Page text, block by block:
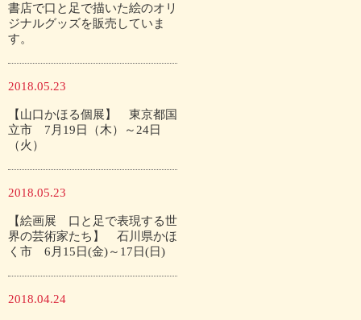
書店で口と足で描いた絵のオリ
ジナルグッズを販売していま
す。
2018.05.23
【山口かほる個展】 東京都国
立市 7月19日（木）～24日
（火）
2018.05.23
【絵画展 口と足で表現する世
界の芸術家たち】 石川県かほ
く市 6月15日(金)～17日(日)
2018.04.24